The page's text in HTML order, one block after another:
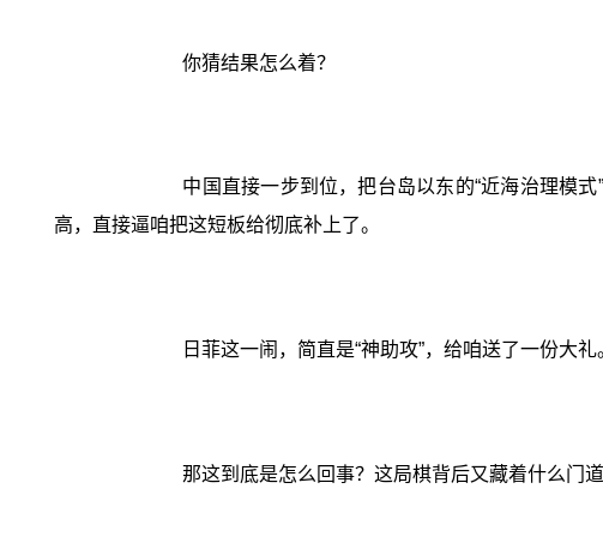
你猜结果怎么着？
中国直接一步到位，把台岛以东的“近海治理模
高，直接逼咱把这短板给彻底补上了。
日菲这一闹，简直是“神助攻”，给咱送了一份大礼
那这到底是怎么回事？这局棋背后又藏着什么门